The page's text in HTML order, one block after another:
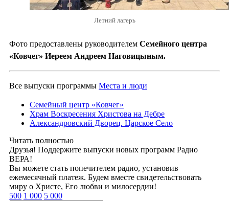
Летний лагерь
Фото предоставлены руководителем Семейного центра
«Ковчег» Иереем Андреем Наговицыным.
Все выпуски программы Места и люди
Семейный центр «Ковчег»
Храм Воскресения Христова на Дебре
Александровский Дворец. Царское Село
Читать полностью
Друзья! Поддержите выпуски новых программ Радио
ВЕРА!
Вы можете стать попечителем радио, установив
ежемесячный платеж. Будем вместе свидетельствовать
миру о Христе, Его любви и милосердии!
500 1 000 5 000